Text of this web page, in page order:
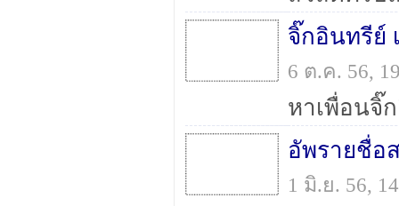
จิ๊กอินทรีย์
6 ต.ค. 56,
อัพรายชื่อ
1 มิ.ย. 56,